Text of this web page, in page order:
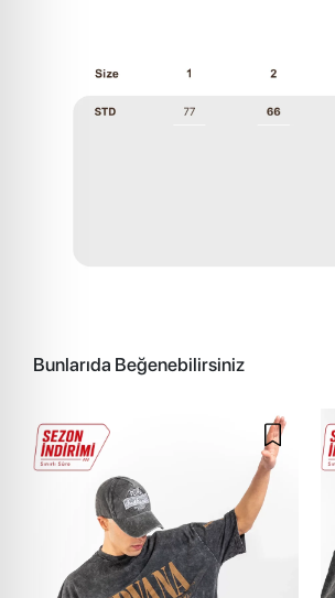
Bunlarıda Beğenebilirsiniz